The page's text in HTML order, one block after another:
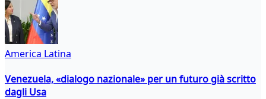
America Latina
Venezuela, «dialogo nazionale» per un futuro già scritto
dagli Usa